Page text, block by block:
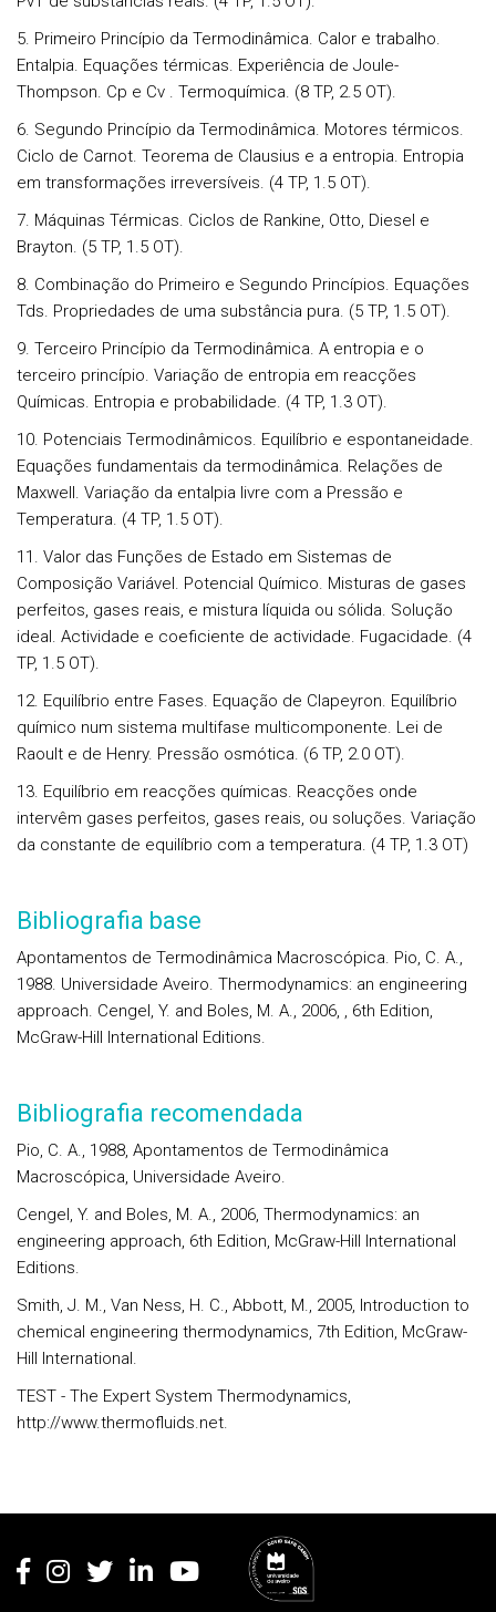
5. Primeiro Princípio da Termodinâmica. Calor e trabalho.
Entalpia. Equações térmicas. Experiência de Joule-
Thompson. Cp e Cv . Termoquímica. (8 TP, 2.5 OT).
6. Segundo Princípio da Termodinâmica. Motores térmicos.
Ciclo de Carnot. Teorema de Clausius e a entropia. Entropia
em transformações irreversíveis. (4 TP, 1.5 OT).
7. Máquinas Térmicas. Ciclos de Rankine, Otto, Diesel e
Brayton. (5 TP, 1.5 OT).
8. Combinação do Primeiro e Segundo Princípios. Equações
Tds. Propriedades de uma substância pura. (5 TP, 1.5 OT).
9. Terceiro Princípio da Termodinâmica. A entropia e o
terceiro princípio. Variação de entropia em reacções
Químicas. Entropia e probabilidade. (4 TP, 1.3 OT).
10. Potenciais Termodinâmicos. Equilíbrio e espontaneidade.
Equações fundamentais da termodinâmica. Relações de
Maxwell. Variação da entalpia livre com a Pressão e
Temperatura. (4 TP, 1.5 OT).
11. Valor das Funções de Estado em Sistemas de
Composição Variável. Potencial Químico. Misturas de gases
perfeitos, gases reais, e mistura líquida ou sólida. Solução
ideal. Actividade e coeficiente de actividade. Fugacidade. (4
TP, 1.5 OT).
12. Equilíbrio entre Fases. Equação de Clapeyron. Equilíbrio
químico num sistema multifase multicomponente. Lei de
Raoult e de Henry. Pressão osmótica. (6 TP, 2.0 OT).
13. Equilíbrio em reacções químicas. Reacções onde
intervêm gases perfeitos, gases reais, ou soluções. Variação
da constante de equilíbrio com a temperatura. (4 TP, 1.3 OT)
Bibliografia base
Apontamentos de Termodinâmica Macroscópica. Pio, C. A.,
1988. Universidade Aveiro. Thermodynamics: an engineering
approach. Cengel, Y. and Boles, M. A., 2006, , 6th Edition,
McGraw-Hill International Editions.
Bibliografia recomendada
Pio, C. A., 1988, Apontamentos de Termodinâmica
Macroscópica, Universidade Aveiro.
Cengel, Y. and Boles, M. A., 2006, Thermodynamics: an
engineering approach, 6th Edition, McGraw-Hill International
Editions.
Smith, J. M., Van Ness, H. C., Abbott, M., 2005, Introduction to
chemical engineering thermodynamics, 7th Edition, McGraw-
Hill International.
TEST - The Expert System Thermodynamics,
http://www.thermofluids.net.